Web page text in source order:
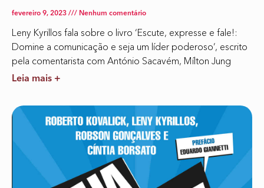
fevereiro 9, 2023 Nenhum comentário
Leny Kyrillos fala sobre o livro ‘Escute, expresse e fale!:
Domine a comunicação e seja um líder poderoso’, escrito
pela comentarista com António Sacavém, Mílton Jung
Leia mais +